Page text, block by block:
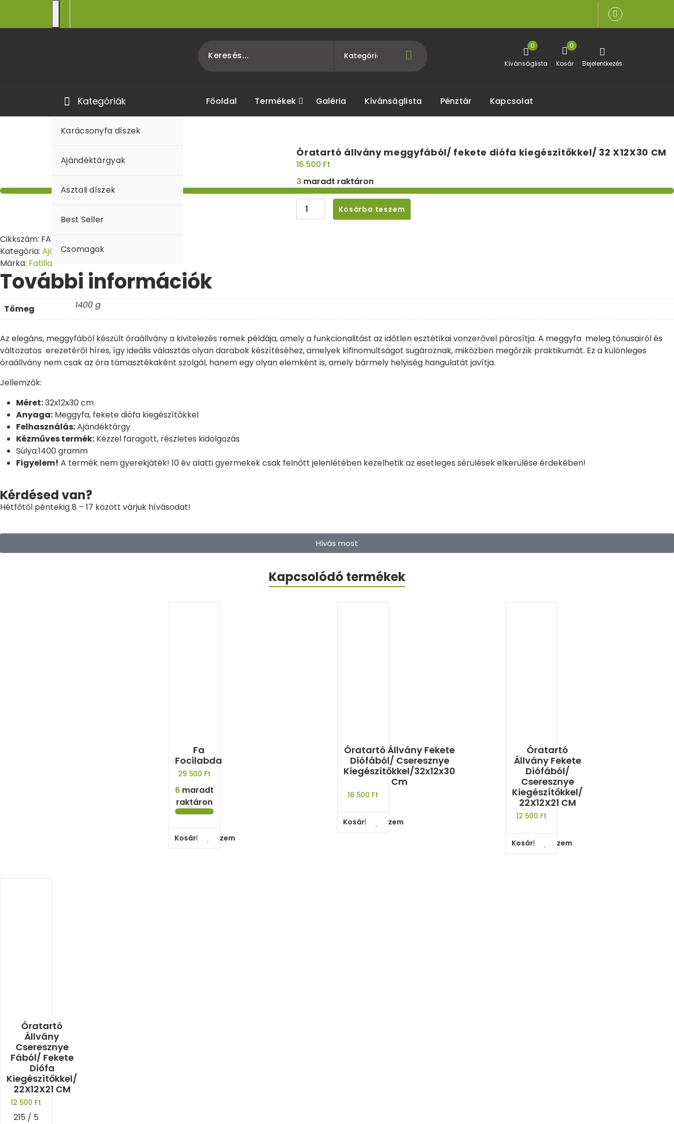
0
Kívánságlista
0
Kosár Bejelentkezés
Kategóriák
Karácsonyfa díszek
Ajándéktárgyak
Asztali díszek
Best Seller
Csomagok
Főoldal Termékek Galéria Kívánságlista Pénztár Kapcsolat
Óratartó állvány meggyfából/ fekete diófa kiegészítőkkel/ 32 X12X30 CM
16 500 Ft
3 maradt raktáron
Kosárba teszem
Cikkszám: FAT-841
Kategória: Ajándéktárgyak
Márka: Fatilla
További információk
Tömeg 1400 g
Az elegáns, meggyfából készült óraállvány a kivitelezés remek példája, amely a funkcionalitást az időtlen esztétikai vonzerővel párosítja. A meggyfa meleg tónusairól és
változatos erezetéről híres, így ideális választás olyan darabok készítéséhez, amelyek kifinomultságot sugároznak, miközben megőrzik praktikumát. Ez a különleges
óraállvány nem csak az óra támasztékaként szolgál, hanem egy olyan elemként is, amely bármely helyiség hangulatát javítja.
Jellemzők:
Méret:32x12x30 cm
Anyaga: Meggyfa, fekete diófa kiegészítőkkel
Felhasználás:Ajándéktárgy
Kézműves termék: Kézzel faragott, részletes kidolgozás
Súlya:1400 gramm
Figyelem! A termék nem gyerekjáték! 10 év alatti gyermekek csak felnőtt jelenlétében kezelhetik az esetleges sérülések elkerülése érdekében!
Kérdésed van?
Hétfőtől péntekig 8 – 17 között várjuk hívásodat!
Hívás most
Kapcsolódó termékek
Fa
Focilabda
29 500 Ft
6 maradt
raktáron
Kosárba teszem
Óratartó Állvány Fekete
Diófából/ Cseresznye
Kiegészítőkkel/32x12x30
Cm
16 500 Ft
Kosárba teszem
Óratartó
Állvány Fekete
Diófából/
Cseresznye
Kiegészítőkkel/
22X12X21 CM
12 500 Ft
Kosárba teszem
Óratartó
Állvány
Cseresznye
Fából/ Fekete
Diófa
Kiegészítőkkel/
22X12X21 CM
12 500 Ft
215 / 5